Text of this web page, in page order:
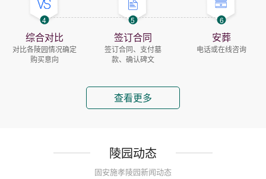
4
综合对比
对比各陵园情况确定
购买意向
5
签订合同
签订合同、支付墓
款、确认碑文
6
安葬
电话或在线咨询
查看更多
陵园动态
固安施孝陵园新闻动态